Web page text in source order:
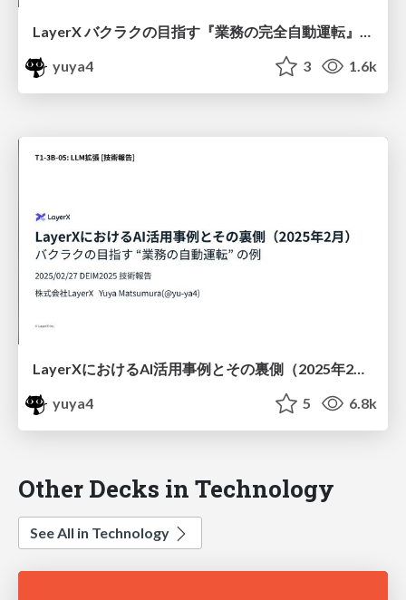
LayerX バクラクの目指す『業務の完全自動運転』/ layerx-bakuraku-fully-auto-driving-202504
yuya4
3 1.6k
LayerXにおけるAI活用事例とその裏側（2025年2月） バクラクの目指す “業務の自動運転” の例 / layerx-ai-deim2025
yuya4
5 6.8k
Other Decks in Technology
See All in Technology